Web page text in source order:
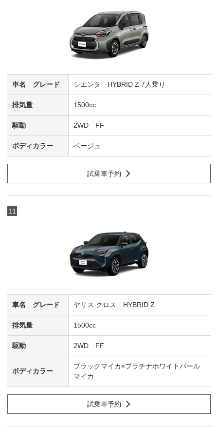
シエンタ HYBRID Z 7人乗り
1500cc
2WD FF
ベージュ
試乗車予約
11
ヤリス クロス HYBRID Z
1500cc
2WD FF
ブラックマイカ×プラチナホワイトパール
マイカ
試乗車予約